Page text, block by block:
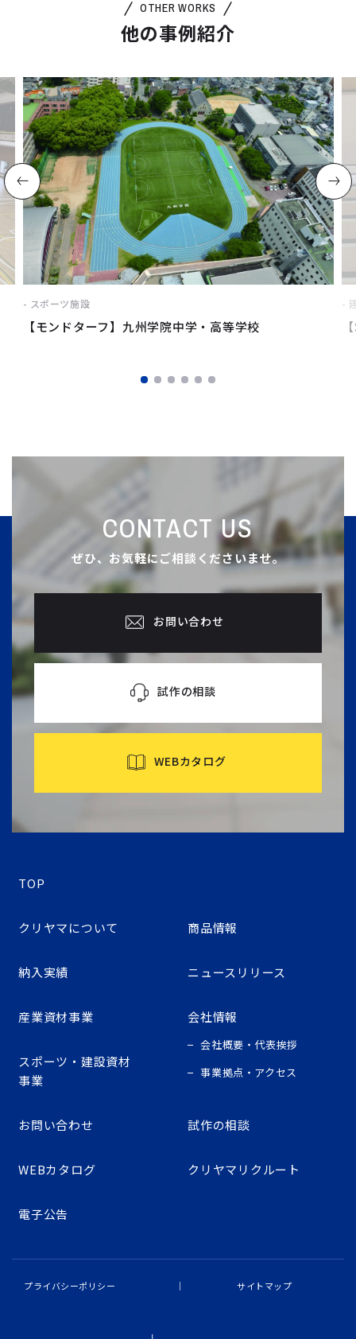
OTHER WORKS
他の事例紹介
スポーツ施設
【モンドターフ】九州学院中学・高等学校
CONTACT US
ぜひ、お気軽にご相談くださいませ。
お問い合わせ
試作の相談
WEBカタログ
TOP
クリヤマについて 商品情報
納入実績 ニュースリリース
産業資材事業
スポーツ・建設資材
事業
会社情報
会社概要・代表挨拶
事業拠点・アクセス
お問い合わせ 試作の相談
WEBカタログ クリヤマリクルート
電子公告
プライバシーポリシー サイトマップ